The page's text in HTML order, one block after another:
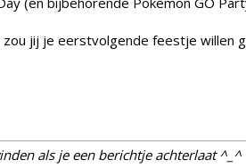
jij je eerstvolgende feestje willen
als je een berichtje achterlaat ^_^